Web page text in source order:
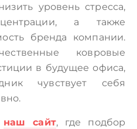
уровень стресса,
а также
бренда компании.
ковровые
в будущее офиса,
чувствует себя
наш сайт, где подбор